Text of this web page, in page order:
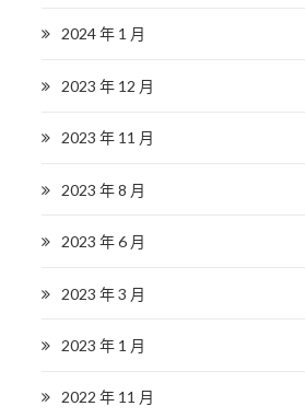
2024 年 1 月
2023 年 12 月
2023 年 11 月
2023 年 8 月
2023 年 6 月
2023 年 3 月
2023 年 1 月
2022 年 11 月